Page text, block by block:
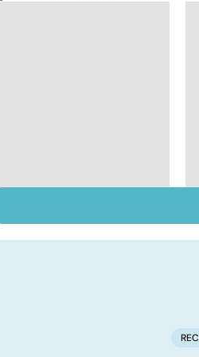
passage à l'acte